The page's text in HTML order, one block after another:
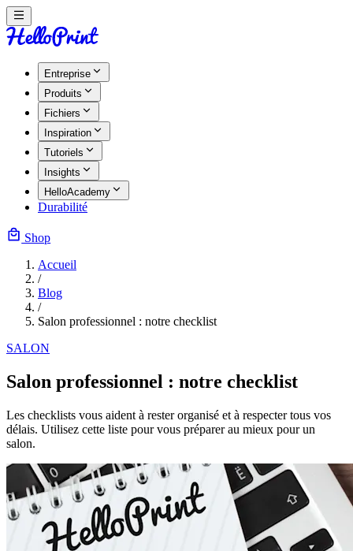
Entreprise
Produits
Fichiers
Inspiration
Tutoriels
Insights
HelloAcademy
Durabilité
Shop
Accueil
/
Blog
/
Salon professionnel : notre checklist
SALON
Salon professionnel : notre checklist
Les checklists vous aident à rester organisé et à respecter tous vos
délais. Utilisez cette liste pour vous préparer au mieux pour un
salon.